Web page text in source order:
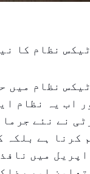
نظام کا
نظام میں
اب یہ نظام
نے نئے
کرنا ہے
میں